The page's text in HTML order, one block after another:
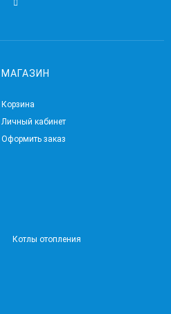
МАГАЗИН
Корзина
Личный кабинет
Оформить заказ
Котлы отопления